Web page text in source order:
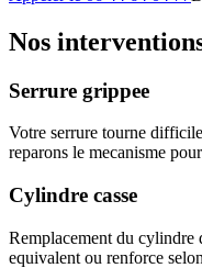
Nos
Serrure grippee
Votre serrure tourne
reparons le mecanisme
Cylindre casse
Remplacement du cylindre
equivalent ou renforce